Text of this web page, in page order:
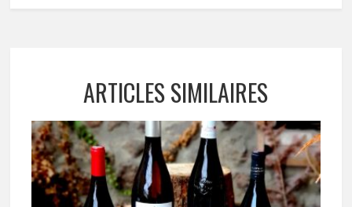
ARTICLES SIMILAIRES